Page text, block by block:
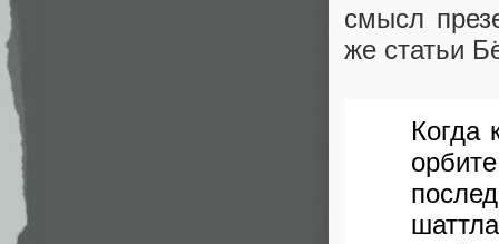
смысл
же статьи
Когда